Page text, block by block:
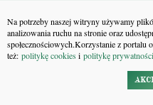
Na potrzeby naszej witryny używamy
analizowania ruchu na stronie oraz
społecznościowych.Korzystanie z portalu
też: politykę cookiesi politykę prywatności
Akty prawne
Kodeks cywilny